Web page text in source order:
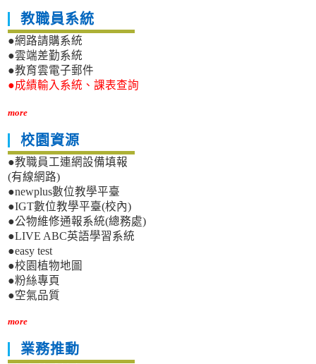
教職員系統
●網路請購系統
●雲端差勤系統
●教育雲電子郵件
●成績輸入系統、課表查詢
more
校園資源
●教職員工連網設備填報
(有線網路)
●newplus數位教學平臺
●IGT數位教學平臺(校內)
●公物維修通報系統(總務處)
●LIVE ABC英語學習系統
●easy test
●校園植物地圖
●粉絲專頁
●空氣品質
more
業務推動